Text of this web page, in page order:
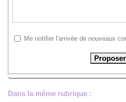
Me notifier l'arrivée de nouveaux
Dans la même rubrique :